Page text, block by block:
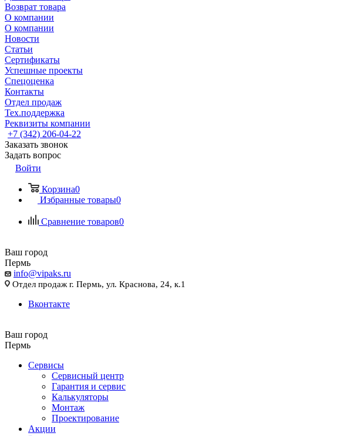
Возврат товара
О компании
О компании
Новости
Статьи
Сертификаты
Успешные проекты
Спецоценка
Контакты
Отдел продаж
Тех.поддержка
Реквизиты компании
+7 (342) 206-04-22
Заказать звонок
Задать вопрос
Войти
Корзина0
Избранные товары0
Сравнение товаров0
Ваш город
Пермь
info@vipaks.ru
Отдел продаж г. Пермь, ул. Краснова, 24, к.1
Вконтакте
Ваш город
Пермь
Сервисы
Сервисный центр
Гарантия и сервис
Калькуляторы
Монтаж
Проектирование
Акции